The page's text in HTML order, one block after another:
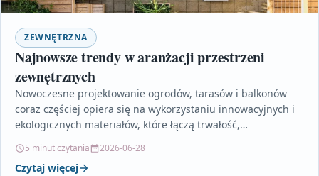
ZEWNĘTRZNA
Najnowsze trendy w aranżacji przestrzeni
zewnętrznych
Nowoczesne projektowanie ogrodów, tarasów i balkonów
coraz częściej opiera się na wykorzystaniu innowacyjnych i
ekologicznych materiałów, które łączą trwałość,
5 minut czytania 2026-06-28
Czytaj więcej